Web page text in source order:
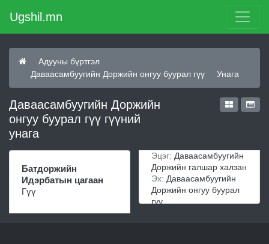
Ugshil.mn
Адууны бүртгэл
Даваасамбуугийн Доржийн онгуу буурал гүү
Унага
Даваасамбуугийн Доржийн
онгуу буурал гүү гүүний
унага
Батдоржийн
Идэрбатын цагаан
Гүү
Эцэг: Даваасамбуугийн
Доржийн галшар халзан
Эх: Даваасамбуугийн
Доржийн онгуу буурал
гүү